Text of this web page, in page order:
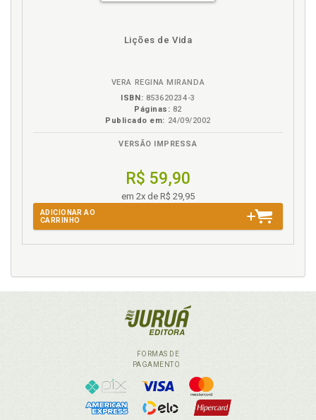
Lições de Vida
VERA REGINA MIRANDA
ISBN: 853620234-3
Páginas: 82
Publicado em: 24/09/2002
VERSÃO IMPRESSA
R$ 59,90
em 2x de R$ 29,95
ADICIONAR AO
CARRINHO
FORMAS DE
PAGAMENTO